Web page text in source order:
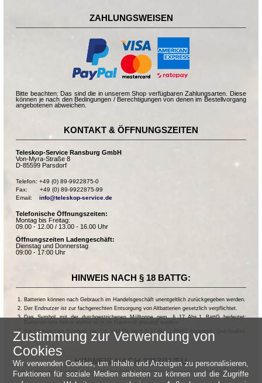
ZAHLUNGSWEISEN
Bitte beachten: Das sind die in unserem Shop verfügbaren Zahlungsarten. Diese
können je nach den Bedingungen / Berechtigungen von denen im Bestellvorgang
angebotenen abweichen.
KONTAKT & ÖFFNUNGSZEITEN
Teleskop-Service Ransburg GmbH
Von-Myra-Straße 8
D-85599 Parsdorf
Telefon: +49 (0) 89-9922875-0
Fax:       +49 (0) 89-9922875-99
Email: info@teleskop-service.de
Telefonische Öffnungszeiten:
Montag bis Freitag:
09.00 - 12.00 / 13.00 - 16.00 Uhr
Öffnungszeiten Ladengeschäft:
Dienstag und Donnerstag
09:00 - 17:00 Uhr
HINWEIS NACH § 18 BATTG:
Batterien können nach Gebrauch im Handelsgeschäft unentgeltlich zurückgegeben werden.
Der Endnutzer ist zur fachgerechten Entsorgung von Altbatterien gesetzlich verpflichtet.
Das Symbol mit der durchgestrichenen Mülltonne gem. § 17 Abs.1 BattG bedeutet:
Die chemischen Symbole Hg, Cd, und Pb nach § 17 Abs.3 BattG bedeuten: Quecksilber,
Cadmium und Blei.
HINWEIS NACH 2013/11/EU
Zustimmung zur Verwendung von
Cookies
Wir verwenden Cookies, um Inhalte und Anzeigen zu personalisieren,
Funktionen für soziale Medien anbieten zu können und die Zugriffe